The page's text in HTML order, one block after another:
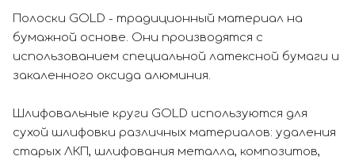
Полоски GOLD - традиционный материал на
бумажной основе. Они производятся с
использованием специальной латексной бумаги и
закаленного оксида алюминия.
Шлифовальные круги GOLD используются для
сухой шлифовки различных материалов: удаления
старых ЛКП, шлифования металла, композитов,